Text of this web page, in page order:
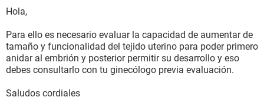
Hola,
Para ello es necesario evaluar la capacidad de aumentar de
tamaño y funcionalidad del tejido uterino para poder primero
anidar al embrión y posterior permitir su desarrollo y eso
debes consultarlo con tu ginecólogo previa evaluación.
Saludos cordiales